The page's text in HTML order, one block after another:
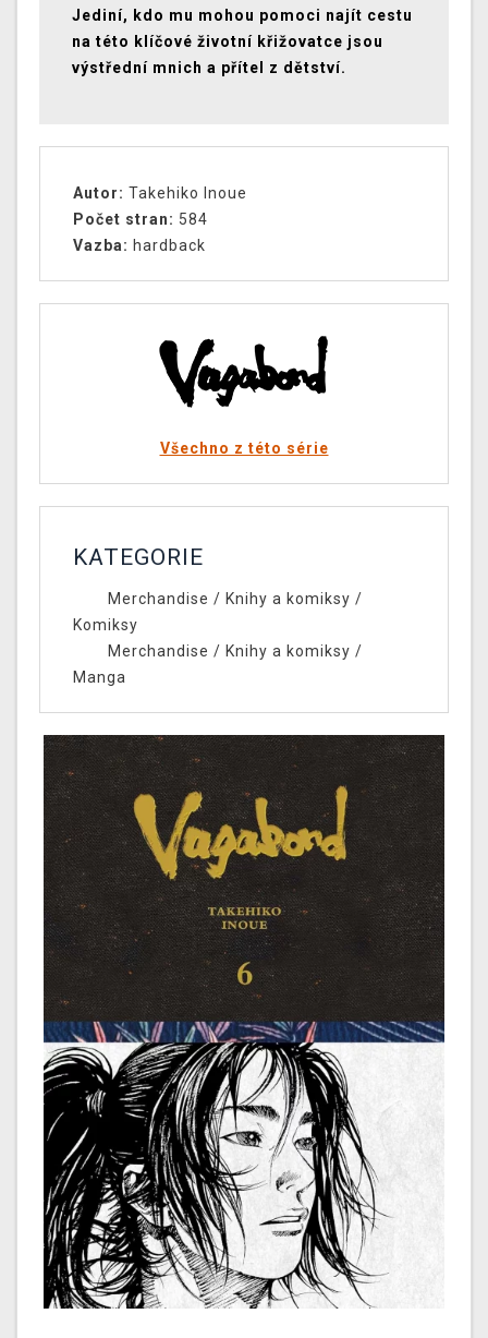
Jediní, kdo mu mohou pomoci najít cestu
na této klíčové životní křižovatce jsou
výstřední mnich a přítel z dětství.
Autor: Takehiko Inoue
Počet stran: 584
Vazba: hardback
Všechno z této série
KATEGORIE
Merchandise / Knihy a komiksy /
Komiksy
Merchandise / Knihy a komiksy /
Manga